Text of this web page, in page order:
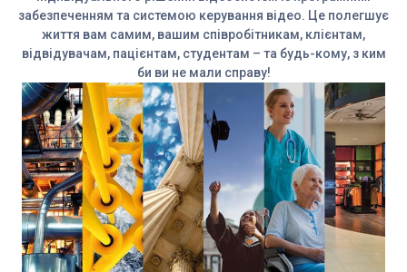
забезпеченням та системою керування відео. Це полегшує
життя вам самим, вашим співробітникам, клієнтам,
відвідувачам, пацієнтам, студентам – та будь-кому, з ким
би ви не мали справу!